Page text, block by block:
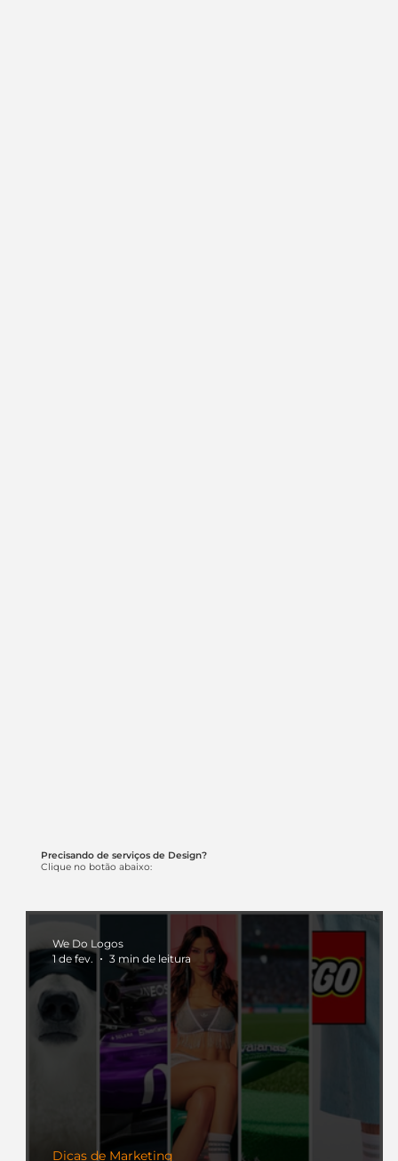
Precisando de serviços de Design?
Clique no botão abaixo:
Dicas de Marketing
We Do Logos
1 de fev.
3 min de leitura